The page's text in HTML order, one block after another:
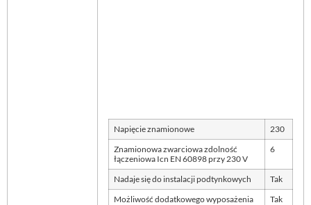
Napięcie znamionowe 230
Znamionowa zwarciowa zdolność
łączeniowa Icn EN 60898 przy 230 V
6
Nadaje się do instalacji podtynkowych Tak
Możliwość dodatkowego wyposażenia Tak